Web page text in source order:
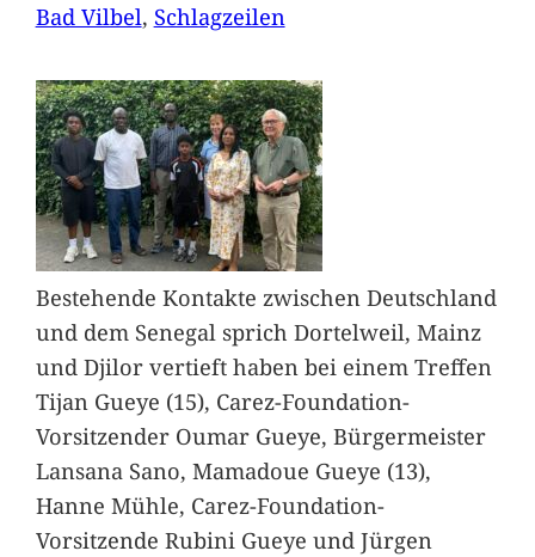
Bad Vilbel, Schlagzeilen
Bestehende Kontakte zwischen Deutschland
und dem Senegal sprich Dortelweil, Mainz
und Djilor vertieft haben bei einem Treffen
Tijan Gueye (15), Carez-Foundation-
Vorsitzender Oumar Gueye, Bürgermeister
Lansana Sano, Mamadoue Gueye (13),
Hanne Mühle, Carez-Foundation-
Vorsitzende Rubini Gueye und Jürgen